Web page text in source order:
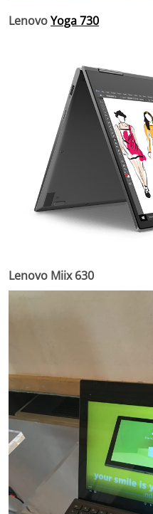
LenovoYoga 730
Lenovo Miix 630